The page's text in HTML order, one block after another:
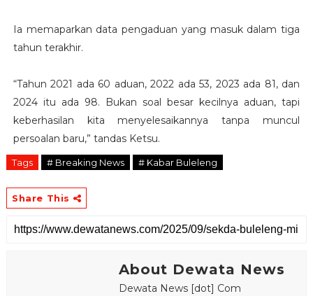
Ia memaparkan data pengaduan yang masuk dalam tiga
tahun terakhir.
“Tahun 2021 ada 60 aduan, 2022 ada 53, 2023 ada 81, dan
2024 itu ada 98. Bukan soal besar kecilnya aduan, tapi
keberhasilan kita menyelesaikannya tanpa muncul
persoalan baru,” tandas Ketsu.
Tags # Breaking News # Kabar Buleleng
Share This
About Dewata News
Dewata News [dot] Com